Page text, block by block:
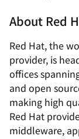
About Red
Red Hat, the
provider, is
offices
and open
making high
Red Hat
middleware,